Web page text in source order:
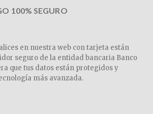
100% SEGURO
en nuestra web con tarjeta están
seguro de la entidad bancaria Banco
que tus datos están protegidos y
más avanzada.